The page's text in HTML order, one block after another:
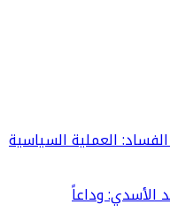
العملية السياسية
الأسدي: وداعاً